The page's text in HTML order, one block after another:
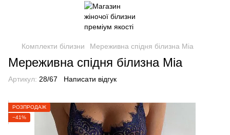
Комплекти білизни Мереживна спідня білизна Mia
Мереживна спідня білизна Mia
Артикул: 28/67 Написати відгук
РОЗПРОДАЖ
−41%